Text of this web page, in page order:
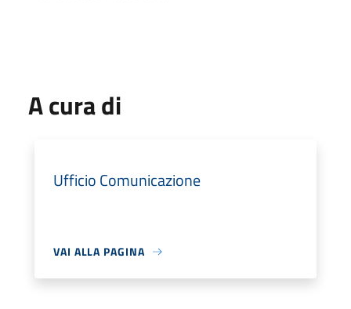
A cura di
Ufficio Comunicazione
VAI ALLA PAGINA